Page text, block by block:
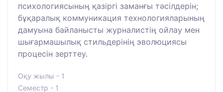
психологиясының қазіргі заманғы тәсілдерін;
бұқаралық коммуникация технологияларының
дамуына байланысты журналистің ойлау мен
шығармашылық стильдерінің эволюциясы
процесін зерттеу.
Оқу жылы - 1
Семестр - 1